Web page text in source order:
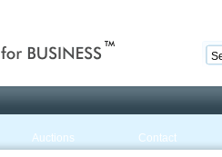
Auctions Contact